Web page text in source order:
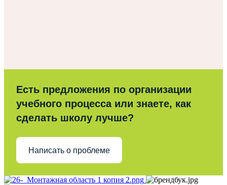
Есть предложения по организации
учебного процесса или знаете, как
сделать школу лучше?
Написать о проблеме